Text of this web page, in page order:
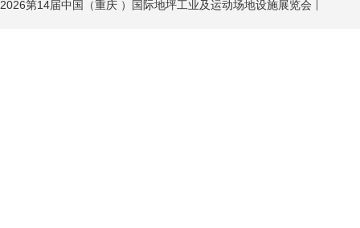
2026第14届中国（重庆 ）国际地坪工业及运动场地设施展览会